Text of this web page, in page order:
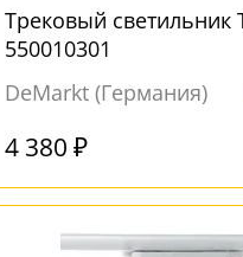
Трековый светильник
550010301
DeMarkt (Германия)
4 380 ₽